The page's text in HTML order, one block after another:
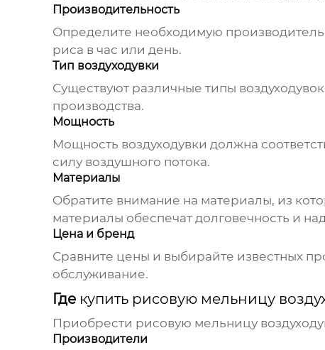
Производительность
Определите необходимую
риса в час или день.
Тип воздуходувки
Существуют различные типы
производства.
Мощность
Мощность воздуходувки должна
силу воздушного потока.
Материалы
Обратите внимание на материалы, из
материалы обеспечат долговечность и
Цена и бренд
Сравните цены и выбирайте известных
обслуживание.
Где купить рисовую мельницу
Приобрести рисовую мельницу
Производители